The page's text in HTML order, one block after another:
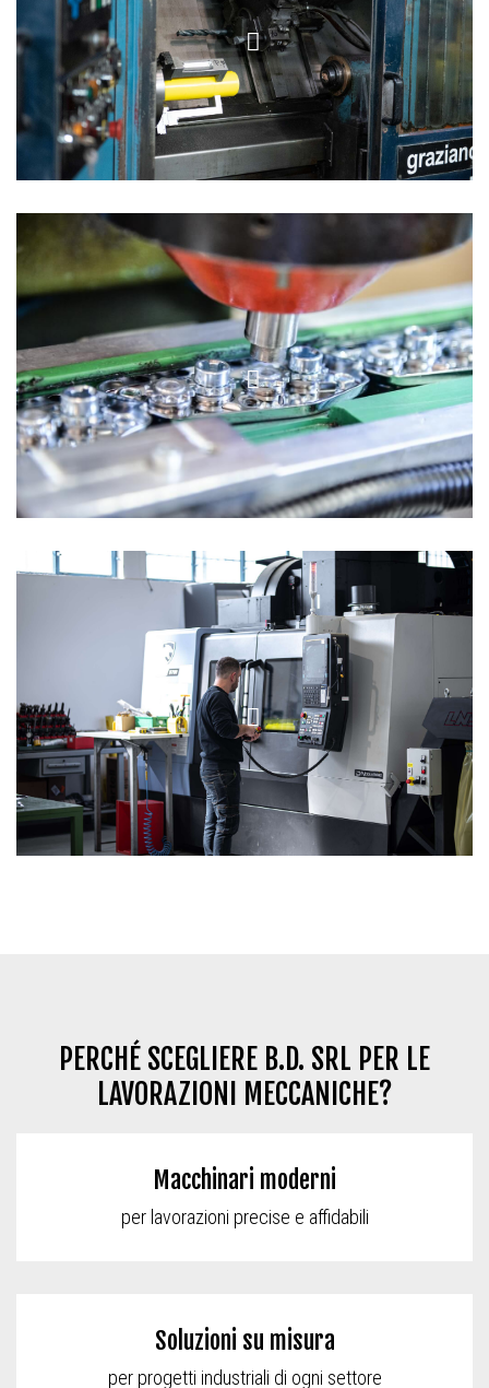
PERCHÉ SCEGLIERE B.D. SRL PER LE
LAVORAZIONI MECCANICHE?
Macchinari moderni
per lavorazioni precise e affidabili
Soluzioni su misura
per progetti industriali di ogni settore